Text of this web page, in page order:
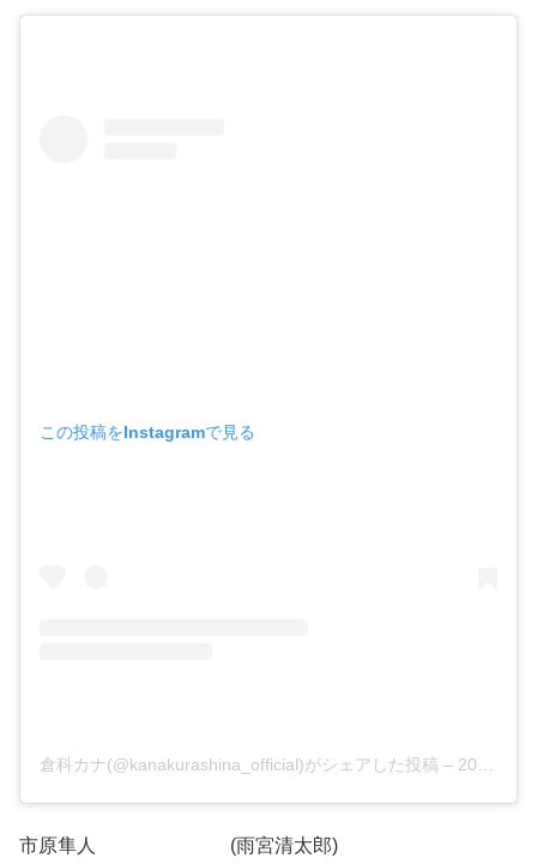
この投稿をInstagramで見る
倉科カナ(@kanakurashina_official)がシェアした投稿 – 2019年11月月2日午前7時34分PDT
市原隼人 (雨宮清太郎)